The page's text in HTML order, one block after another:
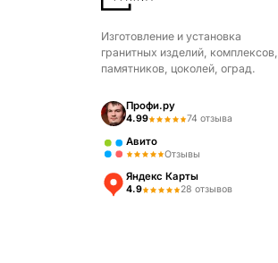
Изготовление и установка
гранитных изделий, комплексов,
памятников, цоколей, оград.
Профи.ру
4.99 74 отзыва
Авито
Отзывы
Яндекс Карты
4.9 28 отзывов